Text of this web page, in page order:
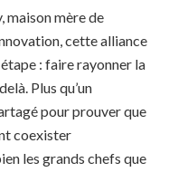
maison mère de
cette alliance
: faire rayonner la
Plus qu’un
pour prouver que
coexister
les grands chefs que